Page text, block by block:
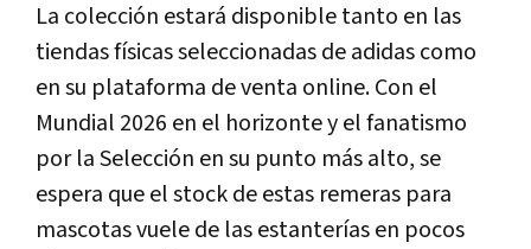
La colección estará disponible tanto en las
tiendas físicas seleccionadas de adidas como
en su plataforma de venta online. Con el
Mundial 2026 en el horizonte y el fanatismo
por la Selección en su punto más alto, se
espera que el stock de estas remeras para
mascotas vuele de las estanterías en pocos